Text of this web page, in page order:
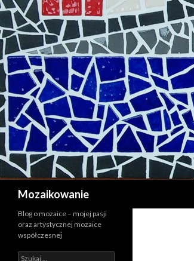
Mozaikowanie
Blog o mozaice – mojej pasji
oraz artystycznej mozaice
współczesnej
Szukaj: